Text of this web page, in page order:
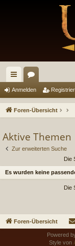
ch
ne
ug
riff
or
en
Anmelden
Foren-Übersicht
Aktive Themen
Zur erweiterten Suche
Die
Es wurden keine
Die
Foren-Übersicht
Powered
Style von